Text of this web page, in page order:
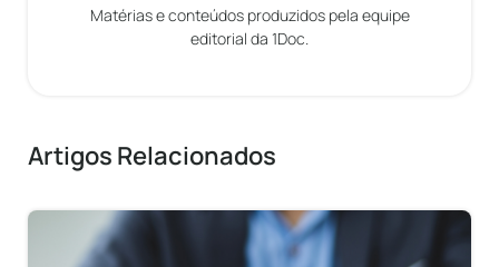
Matérias e conteúdos produzidos pela equipe
editorial da 1Doc.
Artigos Relacionados